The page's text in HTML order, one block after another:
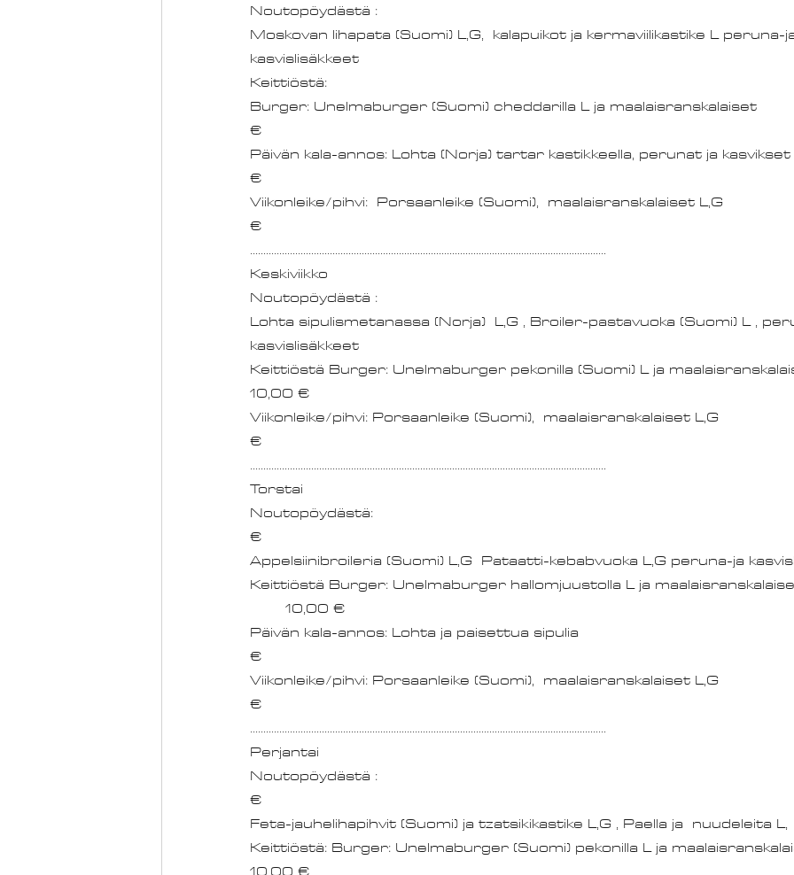
Moskovan lihapata (Suomi) L,G,  kalapuikot ja kermaviilikastike L peruna-
kasvislisäkkeet
Keittiöstä:
Burger: Unelmaburger (Suomi) cheddarilla L ja maalaisranskalaiset			10,00
€
Päivän kala-annos: Lohta (Norja) tartar kastikkeella, perunat ja kasvikset		11,90
€
Viikonleike/pihvi:  Porsaanleike (Suomi),  maalaisranskalaiset L,G				11,90
€
......................................................................................................................................
Keskiviikko
Lohta sipulismetanassa (Norja)  L,G , Broiler-pastavuoka (Suomi) L ,
kasvislisäkkeet
Keittiöstä Burger: Unelmaburger pekonilla (Suomi) L ja
10,00 €
Viikonleike/pihvi: Porsaanleike (Suomi),  maalaisranskalaiset L,G				11,90
€
......................................................................................................................................
Torstai
Noutopöydästä:														  9,80
€
Appelsiinibroileria (Suomi) L,G  Pataatti-kebabvuoka L,G peruna-ja
Keittiöstä Burger: Unelmaburger hallomjuustolla L ja
	10,00 €
Päivän kala-annos: Lohta ja paisettua sipulia								11,90
€
Viikonleike/pihvi: Porsaanleike (Suomi),  maalaisranskalaiset L,G				11,90
€
......................................................................................................................................
Perjantai
Noutopöydästä :  														 9,80
€
Feta-jauhelihapihvit (Suomi) ja tzatsikikastike L,G , Paella ja  nuudeleita L,
Keittiöstä: Burger: Unelmaburger (Suomi) pekonilla L ja